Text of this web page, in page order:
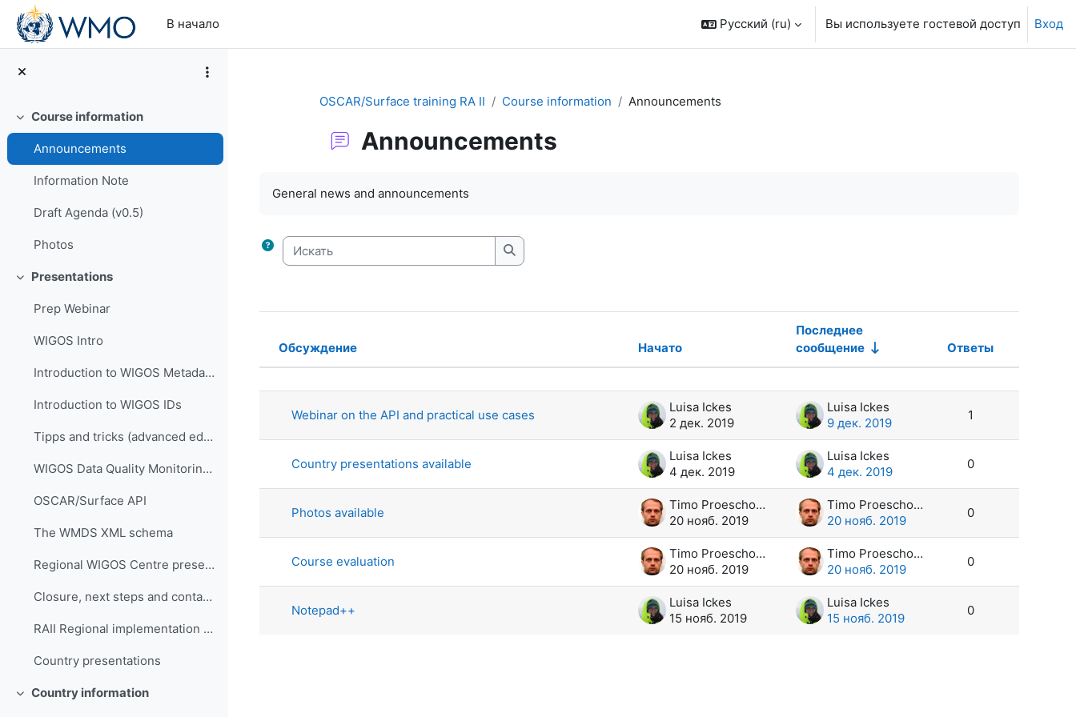
Перейти к основному содержанию
В начало
Русский ‎(ru)‎ Вы используете гостевой доступ Вход
Свернуть
Course information
Announcements
Information Note
Draft Agenda (v0.5)
Photos
Свернуть
Presentations
Prep Webinar
WIGOS Intro
Introduction to WIGOS Metadata Standard
Introduction to WIGOS IDs
Tipps and tricks (advanced editing)
WIGOS Data Quality Monitoring System (WDQMS)
OSCAR/Surface API
The WMDS XML schema
Regional WIGOS Centre presentation
Closure, next steps and contacts
RAII Regional implementation plan
Country presentations
Свернуть
Country information
OSCAR/Surface training RA II Course information Announcements
Announcements
General news and announcements
Искать
Искать
Статус
Обсуждение Начато
Последнее
сообщение
Ответы
Действия
Webinar on the API and practical use cases
Luisa Ickes
2 дек. 2019
Luisa Ickes
9 дек. 2019
1
Country presentations available
Luisa Ickes
4 дек. 2019
Luisa Ickes
4 дек. 2019
0
Photos available
Timo Proescholdt
20 нояб. 2019
Timo Proescholdt
20 нояб. 2019
0
Course evaluation
Timo Proescholdt
20 нояб. 2019
Timo Proescholdt
20 нояб. 2019
0
Notepad++
Luisa Ickes
15 нояб. 2019
Luisa Ickes
15 нояб. 2019
0